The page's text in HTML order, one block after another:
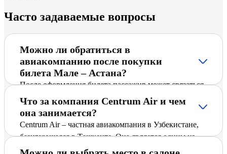
Часто задаваемые вопросы
Можно ли обратиться в
авиакомпанию после покупки
билета Мале – Астана?
После оформления билета пассажир может связаться
со службой поддержки по контактам, указанным на
официальном сайте. Консультации предоставляются
по вопросам бронирования, услуг на борту и общих
правил перевозки.
Что за компания Centrum Air и чем
она занимается?
Centrum Air – частная авиакомпания в Узбекистане,
базирующаяся в Ташкенте. Она является одним из
ведущих перевозчиков Узбекистана и предлагает